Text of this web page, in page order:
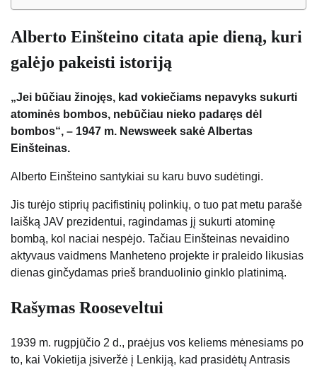
Alberto Einšteino citata apie dieną, kuri
galėjo pakeisti istoriją
„Jei būčiau žinojęs, kad vokiečiams nepavyks sukurti
atominės bombos, nebūčiau nieko padaręs dėl
bombos“, – 1947 m. Newsweek sakė Albertas
Einšteinas.
Alberto Einšteino santykiai su karu buvo sudėtingi.
Jis turėjo stiprių pacifistinių polinkių, o tuo pat metu parašė
laišką JAV prezidentui, ragindamas jį sukurti atominę
bombą, kol naciai nespėjo. Tačiau Einšteinas nevaidino
aktyvaus vaidmens Manheteno projekte ir praleido likusias
dienas ginčydamas prieš branduolinio ginklo platinimą.
Rašymas Rooseveltui
1939 m. rugpjūčio 2 d., praėjus vos keliems mėnesiams po
to, kai Vokietija įsiveržė į Lenkiją, kad prasidėtų Antrasis